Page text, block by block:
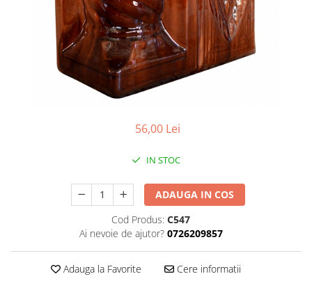
Plasa rabitz
Plasa sudata
Sipca metalica
Tabla aluminiu
Cuie constructii
Electrozi sudura
Sarma neagra
Sarma zincata
56,00 Lei
IN STOC
ADAUGA IN COS
Cod Produs: C547
Ai nevoie de ajutor? 0726209857
Adauga la Favorite Cere informatii